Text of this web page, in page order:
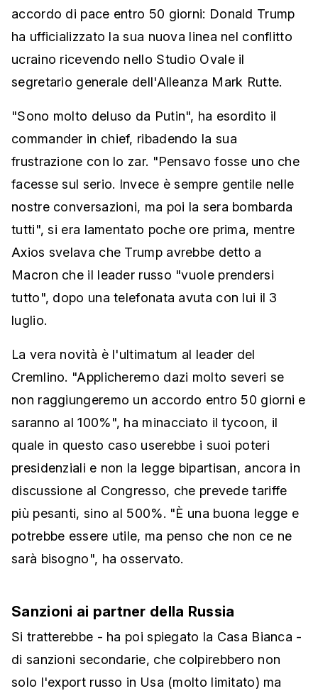
accordo di pace entro 50 giorni: Donald Trump
ha ufficializzato la sua nuova linea nel conflitto
ucraino ricevendo nello Studio Ovale il
segretario generale dell'Alleanza Mark Rutte.
"Sono molto deluso da Putin", ha esordito il
commander in chief, ribadendo la sua
frustrazione con lo zar. "Pensavo fosse uno che
facesse sul serio. Invece è sempre gentile nelle
nostre conversazioni, ma poi la sera bombarda
tutti", si era lamentato poche ore prima, mentre
Axios svelava che Trump avrebbe detto a
Macron che il leader russo "vuole prendersi
tutto", dopo una telefonata avuta con lui il 3
luglio.
La vera novità è l'ultimatum al leader del
Cremlino. "Applicheremo dazi molto severi se
non raggiungeremo un accordo entro 50 giorni e
saranno al 100%", ha minacciato il tycoon, il
quale in questo caso userebbe i suoi poteri
presidenziali e non la legge bipartisan, ancora in
discussione al Congresso, che prevede tariffe
più pesanti, sino al 500%. "È una buona legge e
potrebbe essere utile, ma penso che non ce ne
sarà bisogno", ha osservato.
Sanzioni ai partner della Russia
Si tratterebbe - ha poi spiegato la Casa Bianca -
di sanzioni secondarie, che colpirebbero non
solo l'export russo in Usa (molto limitato) ma